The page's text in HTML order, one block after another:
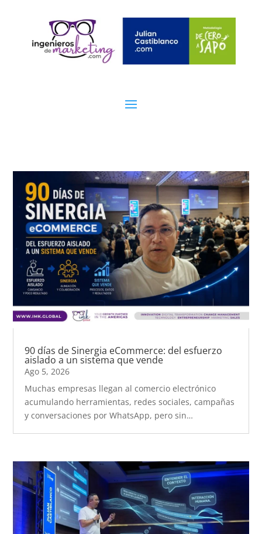
90 días de Sinergia eCommerce: del esfuerzo
aislado a un sistema que vende
Ago 5, 2026
Muchas empresas llegan al comercio electrónico
acumulando herramientas, redes sociales, campañas
y conversaciones por WhatsApp, pero sin…